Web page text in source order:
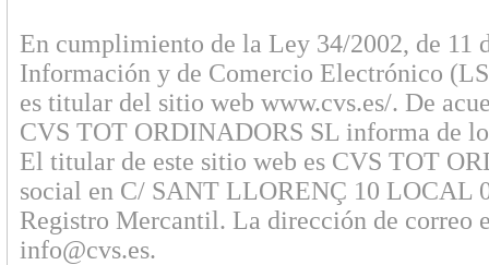
En cumplimiento de la Ley 34/2002, de 11
Información y de Comercio Electrónico
es titular del sitio web www.cvs.es/. De
CVS TOT ORDINADORS SL informa de
El titular de este sitio web es CVS TOT
social en C/ SANT LLORENÇ 10
Registro Mercantil. La dirección de correo
info@cvs.es.